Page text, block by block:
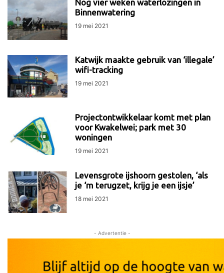
Nog vier weken waterlozingen in
Binnenwatering
19 mei 2021
Katwijk maakte gebruik van ‘illegale’
wifi-tracking
19 mei 2021
Projectontwikkelaar komt met plan
voor Kwakelwei; park met 30
woningen
19 mei 2021
Levensgrote ijshoorn gestolen, ‘als
je ‘m terugzet, krijg je een ijsje’
18 mei 2021
- Advertentie -